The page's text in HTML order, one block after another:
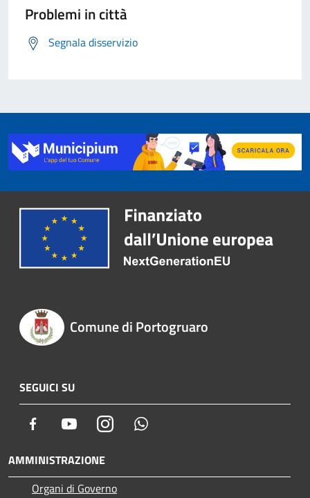
Problemi in città
Segnala disservizio
Comune di Portogruaro
SEGUICI SU
Facebook YoutubeInstagram
AMMINISTRAZIONE
Organi di Governo